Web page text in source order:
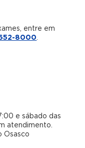
entre em
8000
e sábado das
atendimento.
Osasco